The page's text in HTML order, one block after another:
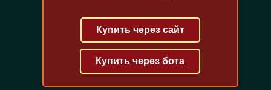
Купить через сайт
Купить через бота